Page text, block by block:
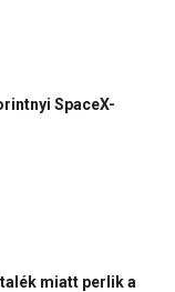
SpaceX-
miatt perlik a